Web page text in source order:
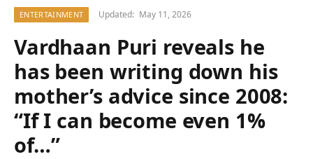
ENTERTAINMENT Updated: May 11, 2026
Vardhaan Puri reveals he
has been writing down his
mother’s advice since 2008:
“If I can become even 1%
of…”